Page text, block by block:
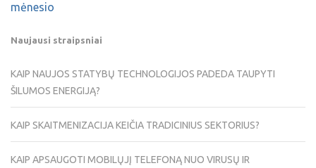
mėnesio
Naujausi straipsniai
KAIP NAUJOS STATYBŲ TECHNOLOGIJOS PADEDA TAUPYTI
ŠILUMOS ENERGIJĄ?
KAIP SKAITMENIZACIJA KEIČIA TRADICINIUS SEKTORIUS?
KAIP APSAUGOTI MOBILŲJĮ TELEFONĄ NUO VIRUSŲ IR